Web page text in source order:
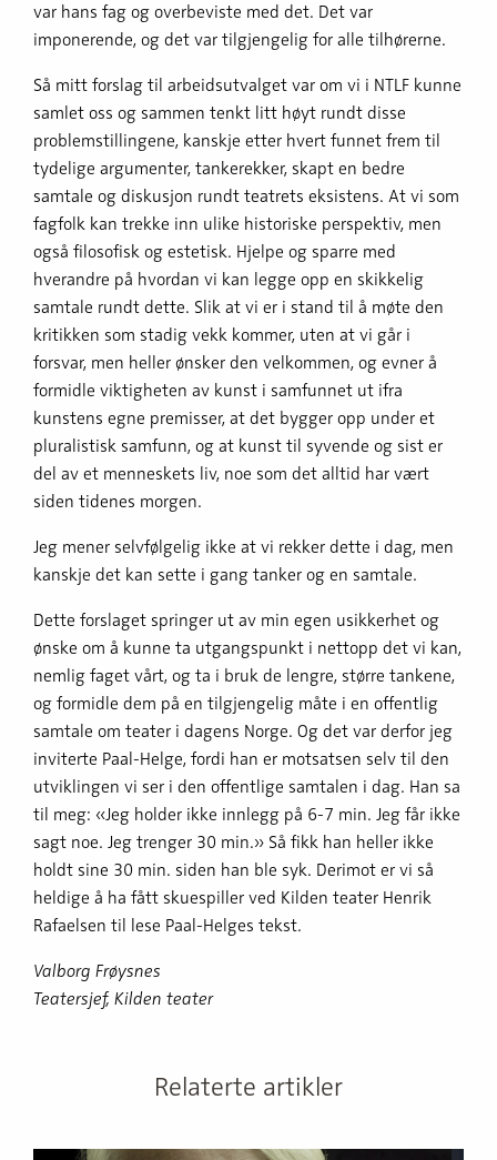
var hans fag og overbeviste med det. Det var
imponerende, og det var tilgjengelig for alle tilhørerne.
Så mitt forslag til arbeidsutvalget var om vi i NTLF kunne
samlet oss og sammen tenkt litt høyt rundt disse
problemstillingene, kanskje etter hvert funnet frem til
tydelige argumenter, tankerekker, skapt en bedre
samtale og diskusjon rundt teatrets eksistens. At vi som
fagfolk kan trekke inn ulike historiske perspektiv, men
også filosofisk og estetisk. Hjelpe og sparre med
hverandre på hvordan vi kan legge opp en skikkelig
samtale rundt dette. Slik at vi er i stand til å møte den
kritikken som stadig vekk kommer, uten at vi går i
forsvar, men heller ønsker den velkommen, og evner å
formidle viktigheten av kunst i samfunnet ut ifra
kunstens egne premisser, at det bygger opp under et
pluralistisk samfunn, og at kunst til syvende og sist er
del av et menneskets liv, noe som det alltid har vært
siden tidenes morgen.
Jeg mener selvfølgelig ikke at vi rekker dette i dag, men
kanskje det kan sette i gang tanker og en samtale.
Dette forslaget springer ut av min egen usikkerhet og
ønske om å kunne ta utgangspunkt i nettopp det vi kan,
nemlig faget vårt, og ta i bruk de lengre, større tankene,
og formidle dem på en tilgjengelig måte i en offentlig
samtale om teater i dagens Norge. Og det var derfor jeg
inviterte Paal-Helge, fordi han er motsatsen selv til den
utviklingen vi ser i den offentlige samtalen i dag. Han sa
til meg: «Jeg holder ikke innlegg på 6-7 min. Jeg får ikke
sagt noe. Jeg trenger 30 min.» Så fikk han heller ikke
holdt sine 30 min. siden han ble syk. Derimot er vi så
heldige å ha fått skuespiller ved Kilden teater Henrik
Rafaelsen til lese Paal-Helges tekst.
Valborg Frøysnes
Teatersjef, Kilden teater
Relaterte artikler